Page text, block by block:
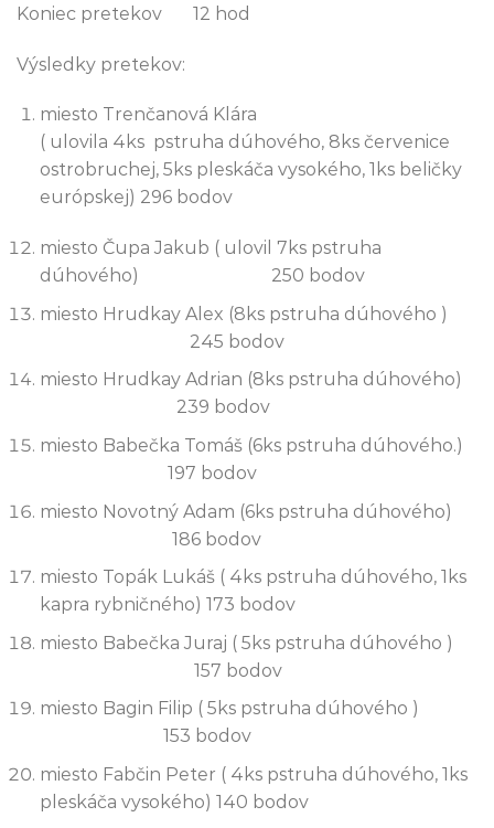
Koniec pretekov 12 hod
Výsledky pretekov:
miesto Trenčanová Klára
( ulovila 4ks pstruha dúhového, 8ks červenice
ostrobruchej, 5ks pleskáča vysokého, 1ks beličky
európskej) 296 bodov
miesto Čupa Jakub ( ulovil 7ks pstruha
dúhového) 250 bodov
miesto Hrudkay Alex (8ks pstruha dúhového )
245 bodov
miesto Hrudkay Adrian (8ks pstruha dúhového)
239 bodov
miesto Babečka Tomáš (6ks pstruha dúhového.)
197 bodov
miesto Novotný Adam (6ks pstruha dúhového)
186 bodov
miesto Topák Lukáš ( 4ks pstruha dúhového, 1ks
kapra rybničného) 173 bodov
miesto Babečka Juraj ( 5ks pstruha dúhového )
157 bodov
miesto Bagin Filip ( 5ks pstruha dúhového )
153 bodov
miesto Fabčin Peter ( 4ks pstruha dúhového, 1ks
pleskáča vysokého) 140 bodov